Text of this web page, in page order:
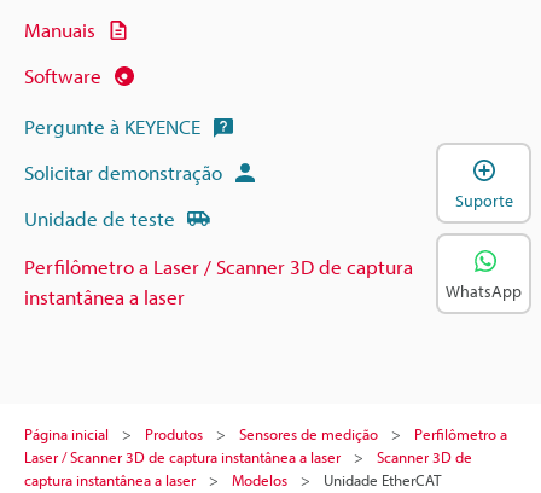
Manuais
Software
Pergunte à KEYENCE
Solicitar demonstração
Unidade de teste
Perfilômetro a Laser / Scanner 3D de captura
instantânea a laser
Página inicial Produtos Sensores de medição
Perfilômetro a
Laser / Scanner 3D de captura instantânea a laser
Scanner 3D de
captura instantânea a laser
Modelos Unidade EtherCAT
Suporte
WhatsApp